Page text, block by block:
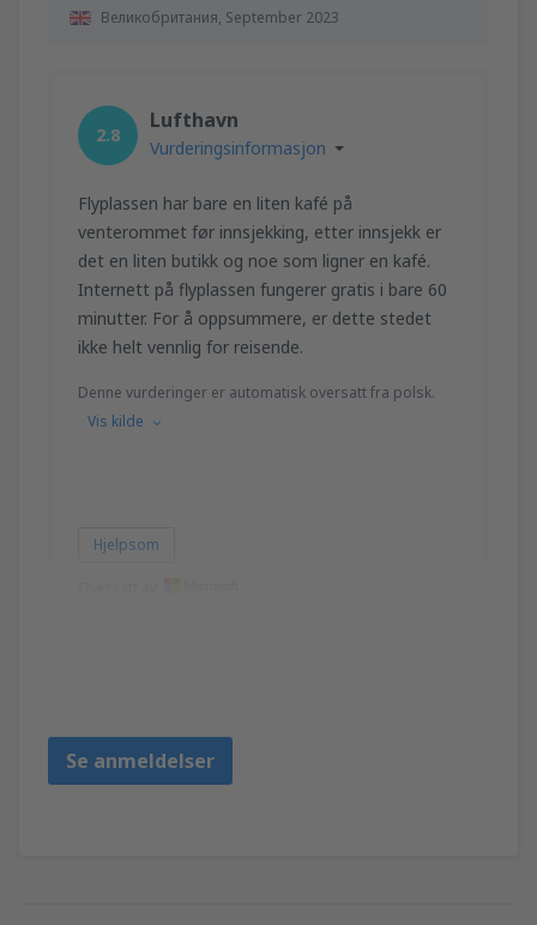
Великобритания, September 2023
2.8
Lufthavn
Vurderingsinformasjon
Flyplassen har bare en liten kafé på
venterommet før innsjekking, etter innsjekk er
det en liten butikk og noe som ligner en kafé.
Internett på flyplassen fungerer gratis i bare 60
minutter. For å oppsummere, er dette stedet
ikke helt vennlig for reisende.
Denne vurderinger er automatisk oversatt fra polsk.
Vis kilde
Hjelpsom
Se anmeldelser